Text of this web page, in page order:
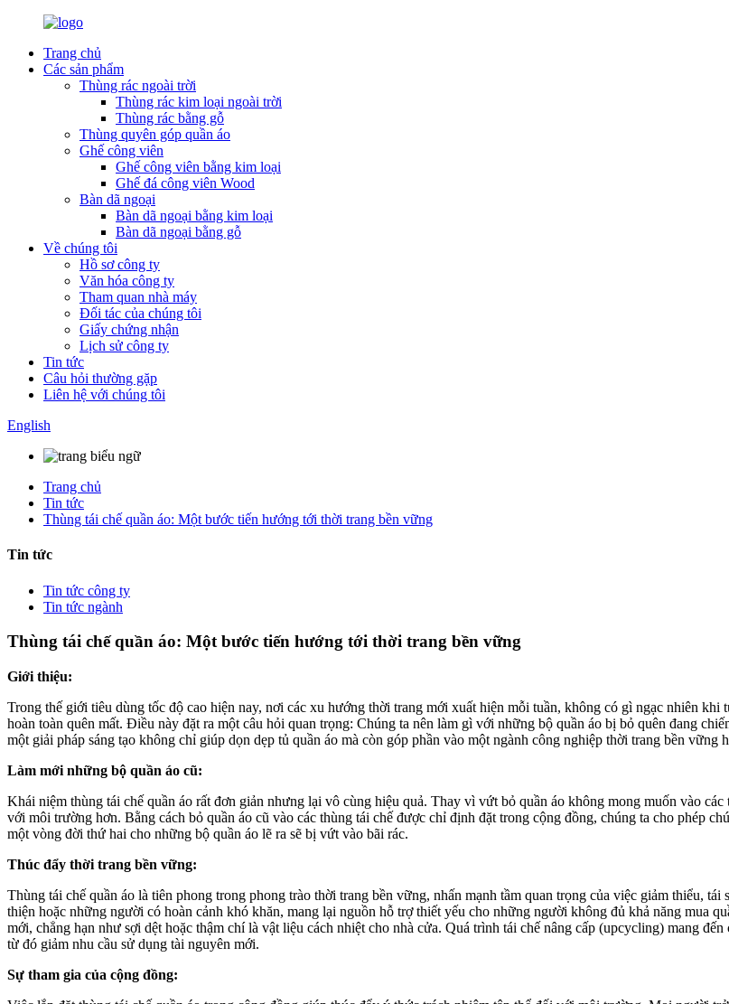
Trang chủ
Các sản phẩm
Thùng rác ngoài trời
Thùng rác kim loại ngoài trời
Thùng rác bằng gỗ
Thùng quyên góp quần áo
Ghế công viên
Ghế công viên bằng kim loại
Ghế đá công viên Wood
Bàn dã ngoại
Bàn dã ngoại bằng kim loại
Bàn dã ngoại bằng gỗ
Về chúng tôi
Hồ sơ công ty
Văn hóa công ty
Tham quan nhà máy
Đối tác của chúng tôi
Giấy chứng nhận
Lịch sử công ty
Tin tức
Câu hỏi thường gặp
Liên hệ với chúng tôi
English
Trang chủ
Tin tức
Thùng tái chế quần áo: Một bước tiến hướng tới thời trang bền vững
Tin tức
Tin tức công ty
Tin tức ngành
Thùng tái chế quần áo: Một bước tiến hướng tới thời trang bền vững
Giới thiệu:
Trong thế giới tiêu dùng tốc độ cao hiện nay, nơi các xu hướng thời trang mới xuất hiện mỗi tuần, không có gì ngạc nhiên
hoàn toàn quên mất. Điều này đặt ra một câu hỏi quan trọng: Chúng ta nên làm gì với những bộ quần áo bị bỏ quên đang
một giải pháp sáng tạo không chỉ giúp dọn dẹp tủ quần áo mà còn góp phần vào một ngành công nghiệp thời trang bền vững
Làm mới những bộ quần áo cũ:
Khái niệm thùng tái chế quần áo rất đơn giản nhưng lại vô cùng hiệu quả. Thay vì vứt bỏ quần áo không mong muốn vào
với môi trường hơn. Bằng cách bỏ quần áo cũ vào các thùng tái chế được chỉ định đặt trong cộng đồng, chúng ta cho phép
một vòng đời thứ hai cho những bộ quần áo lẽ ra sẽ bị vứt vào bãi rác.
Thúc đẩy thời trang bền vững:
Thùng tái chế quần áo là tiên phong trong phong trào thời trang bền vững, nhấn mạnh tầm quan trọng của việc giảm thiểu,
thiện hoặc những người có hoàn cảnh khó khăn, mang lại nguồn hỗ trợ thiết yếu cho những người không đủ khả năng mua
mới, chẳng hạn như sợi dệt hoặc thậm chí là vật liệu cách nhiệt cho nhà cửa. Quá trình tái chế nâng cấp (upcycling) mang
từ đó giảm nhu cầu sử dụng tài nguyên mới.
Sự tham gia của cộng đồng: